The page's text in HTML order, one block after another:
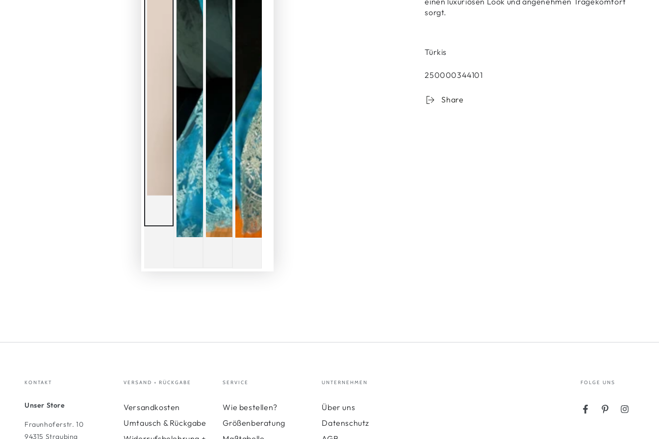
sorgt.
Türkis
250000344101
Share
KONTAKT
Unser Store
Fraunhoferstr. 10
94315 Straubing
VERSAND + RÜCKGABE
Versandkosten
Umtausch & Rückgabe
SERVICE
Wie bestellen?
Größenberatung
UNTERNEHMEN
Über uns
Datenschutz
FOLGE UNS
FacebookPinterestInstagram